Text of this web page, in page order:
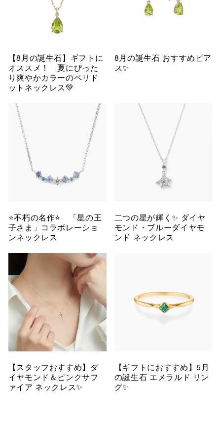
【8月の誕生石】ギフトに
オススメ！ 夏にぴった
り爽やかカラーのペリド
ットネックレス💚
8月の誕生石 おすすめピア
ス✨
⭐️不朽の名作⭐️ 「星の王
子さま」コラボレーショ
ンネックレス
二つの星が輝く✨ ダイヤ
モンド・ブルーダイヤモ
ンド ネックレス
【スタッフおすすめ】ダ
イヤモンド＆ピンクサフ
ァイア ネックレス✨
【ギフトにおすすめ】5月
の誕生石 エメラルド リン
グ✨